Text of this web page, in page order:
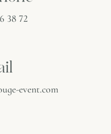
38 72
event.com